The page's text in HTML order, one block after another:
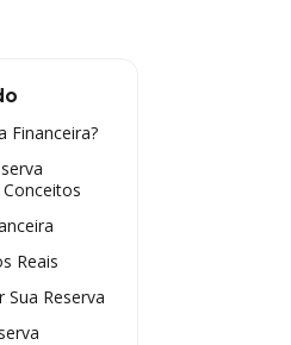
Financeira?
Reais
Sua Reserva